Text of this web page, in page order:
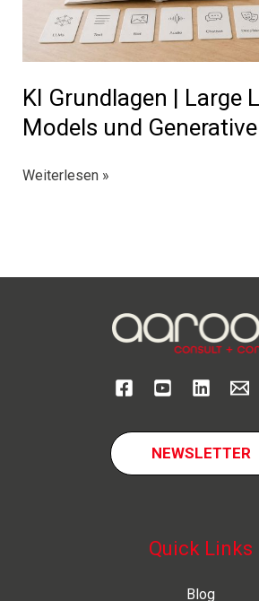
KI Grundlagen | Large
Models und
KI
Weiterlesen »
NEWSLETTER
Quick Links
Blog